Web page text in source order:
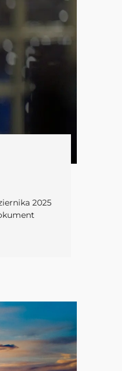
2025